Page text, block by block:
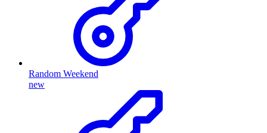
Random Weekend
new